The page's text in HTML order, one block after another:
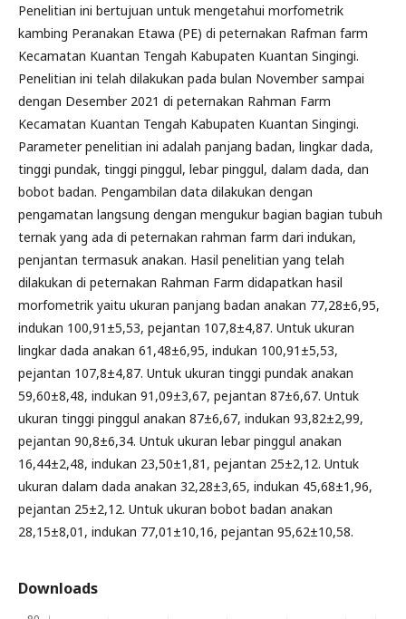
Penelitian ini bertujuan untuk mengetahui morfometrik
kambing Peranakan Etawa (PE) di peternakan Rafman farm
Kecamatan Kuantan Tengah Kabupaten Kuantan Singingi.
Penelitian ini telah dilakukan pada bulan November sampai
dengan Desember 2021 di peternakan Rahman Farm
Kecamatan Kuantan Tengah Kabupaten Kuantan Singingi.
Parameter penelitian ini adalah panjang badan, lingkar dada,
tinggi pundak, tinggi pinggul, lebar pinggul, dalam dada, dan
bobot badan. Pengambilan data dilakukan dengan
pengamatan langsung dengan mengukur bagian bagian tubuh
ternak yang ada di peternakan rahman farm dari indukan,
penjantan termasuk anakan. Hasil penelitian yang telah
dilakukan di peternakan Rahman Farm didapatkan hasil
morfometrik yaitu ukuran panjang badan anakan 77,28±6,95,
indukan 100,91±5,53, pejantan 107,8±4,87. Untuk ukuran
lingkar dada anakan 61,48±6,95, indukan 100,91±5,53,
pejantan 107,8±4,87. Untuk ukuran tinggi pundak anakan
59,60±8,48, indukan 91,09±3,67, pejantan 87±6,67. Untuk
ukuran tinggi pinggul anakan 87±6,67, indukan 93,82±2,99,
pejantan 90,8±6,34. Untuk ukuran lebar pinggul anakan
16,44±2,48, indukan 23,50±1,81, pejantan 25±2,12. Untuk
ukuran dalam dada anakan 32,28±3,65, indukan 45,68±1,96,
pejantan 25±2,12. Untuk ukuran bobot badan anakan
28,15±8,01, indukan 77,01±10,16, pejantan 95,62±10,58.
Downloads